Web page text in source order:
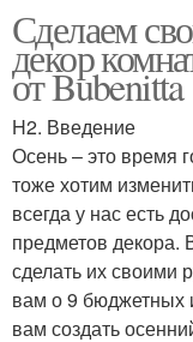
Сделаем
декор
от Bubenitta
H2. Введение
Осень – это время
тоже хотим
всегда у нас есть
предметов декора.
сделать их своими
вам о 9 бюджетных
вам создать